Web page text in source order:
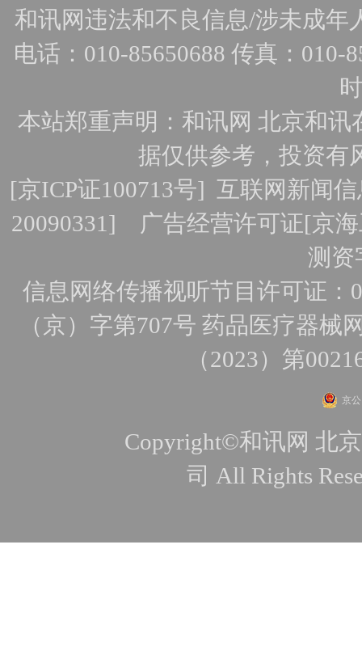
和讯网违法和不良信息/涉未成年
电话：010-85650688 传真：010-
本站郑重声明：和讯网 北京和
据仅供参考，投资有
[京ICP证100713号]互联网新闻
20090331] 广告经营许可证[京
测资
信息网络传播视听节目许可证：
（京）字第707号 药品医疗器械
（2023）第
京
Copyright©和讯网 北
司 All Rights